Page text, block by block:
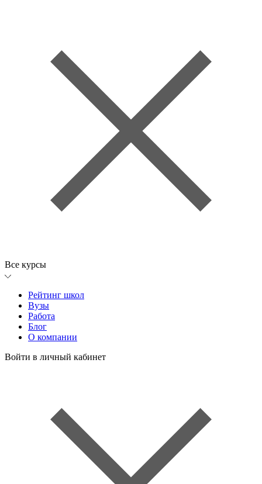
Все курсы
Рейтинг школ
Вузы
Работа
Блог
О компании
Войти в личный кабинет